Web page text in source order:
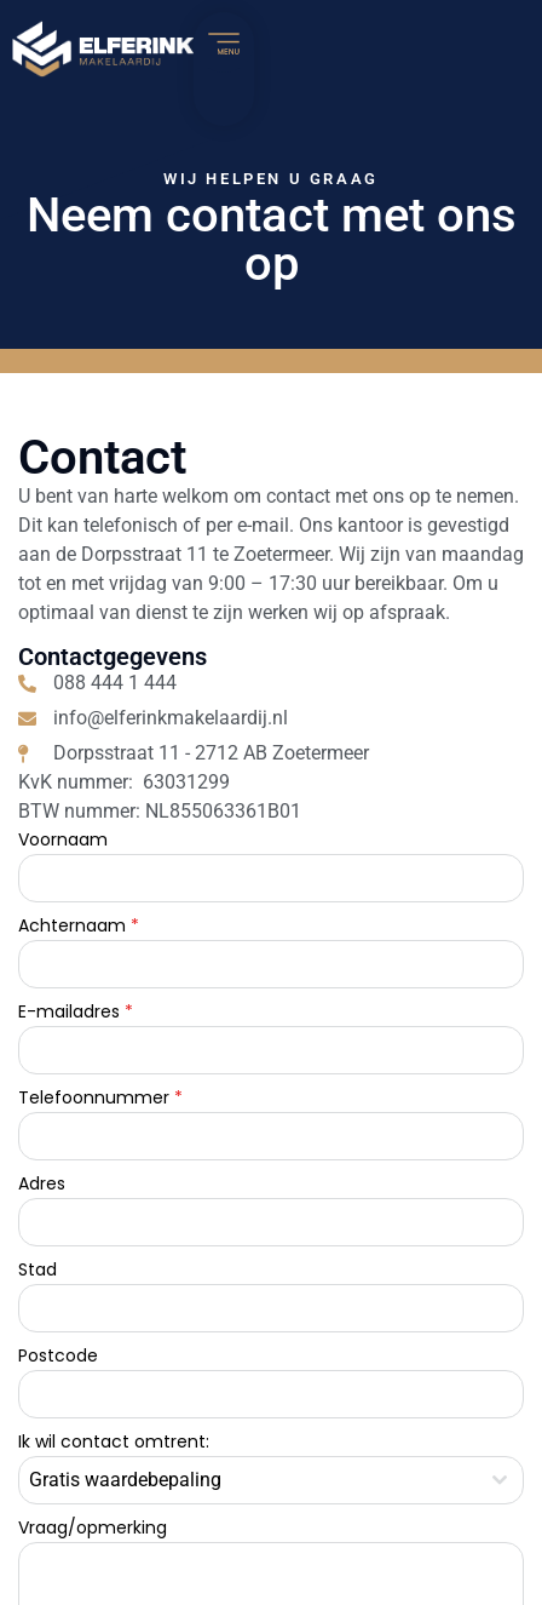
WIJ HELPEN U GRAAG
Neem contact met ons
op
Voornaam
Achternaam *
E-mailadres *
Telefoonnummer *
Adres
Stad
Postcode
Ik wil contact omtrent:
Gratis waardebepaling
Vraag/opmerking
Contact
U bent van harte welkom om contact met ons op te nemen.
Dit kan telefonisch of per e-mail. Ons kantoor is gevestigd
aan de Dorpsstraat 11 te Zoetermeer. Wij zijn van maandag
tot en met vrijdag van 9:00 – 17:30 uur bereikbaar. Om u
optimaal van dienst te zijn werken wij op afspraak.
Contactgegevens
088 444 1 444
info@elferinkmakelaardij.nl
Dorpsstraat 11 - 2712 AB Zoetermeer
KvK nummer: 63031299
BTW nummer: NL855063361B01